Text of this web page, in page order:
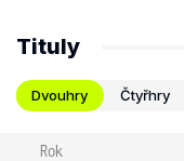
Tituly
Dvouhry Čtyřhry
Rok